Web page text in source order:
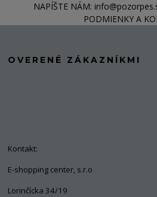
NAPÍŠTE NÁM:
PODMIENKY A
OVERENÉ ZÁKAZNÍKMI
Kontakt:
E-shopping center, s.r.o
Lorinčícka 34/19